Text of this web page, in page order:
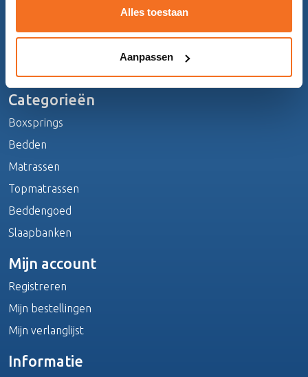
Alles toestaan
Aanpassen
Categorieën
Boxsprings
Bedden
Matrassen
Topmatrassen
Beddengoed
Slaapbanken
Mijn account
Registreren
Mijn bestellingen
Mijn verlanglijst
Informatie